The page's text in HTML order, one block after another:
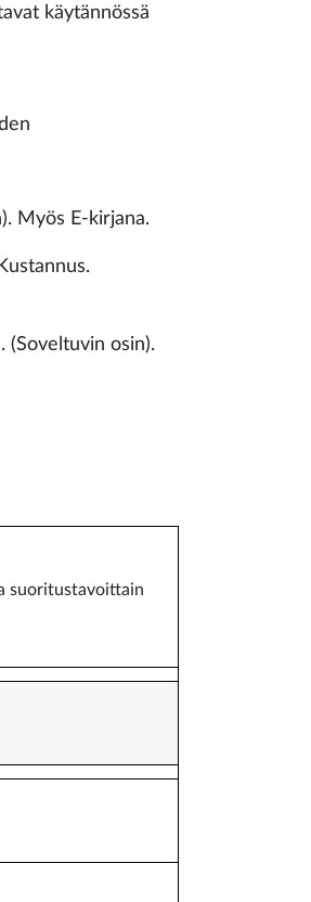
käytännössä
Myös E-kirjana.
(Soveltuvin osin).
suoritustavoittain